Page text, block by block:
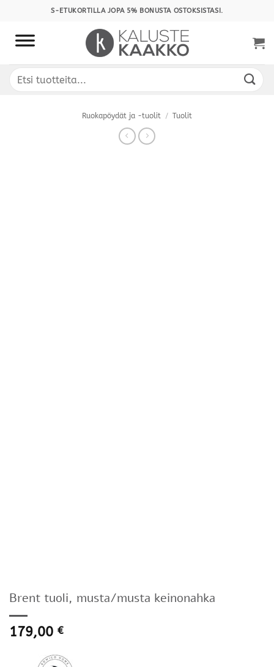
content
S-ETUKORTILLA JOPA 5% BONUSTA OSTOKSISTASI.
Etsi:
Ruokapöydät ja -tuolit / Tuolit
Brent tuoli, musta/musta keinonahka
179,00 €